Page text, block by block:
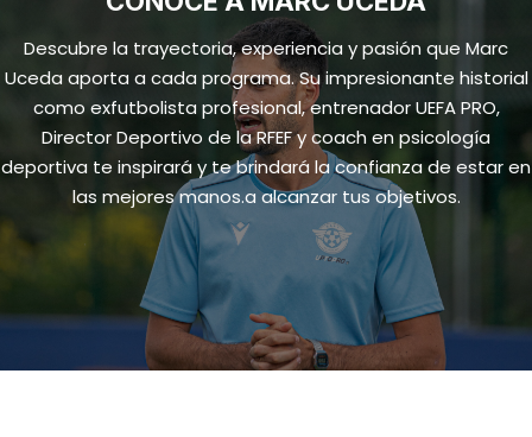
Descubre la trayectoria, experiencia y pasión que Marc
Uceda aporta a cada programa. Su impresionante historial
como exfutbolista profesional, entrenador UEFA PRO,
Director Deportivo de la RFEF y coach en psicología
deportiva te inspirará y te brindará la confianza de estar en
las mejores manos.a alcanzar tus objetivos.